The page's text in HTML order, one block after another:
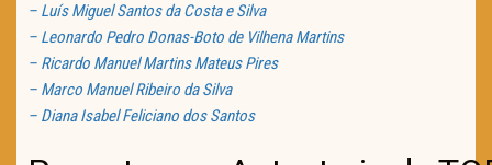
– Luís Miguel Santos da Costa e Silva
– Leonardo Pedro Donas-Boto de Vilhena Martins
– Ricardo Manuel Martins Mateus Pires
– Marco Manuel Ribeiro da Silva
– Diana Isabel Feliciano dos Santos